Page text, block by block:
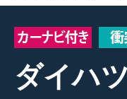
ダイハツ